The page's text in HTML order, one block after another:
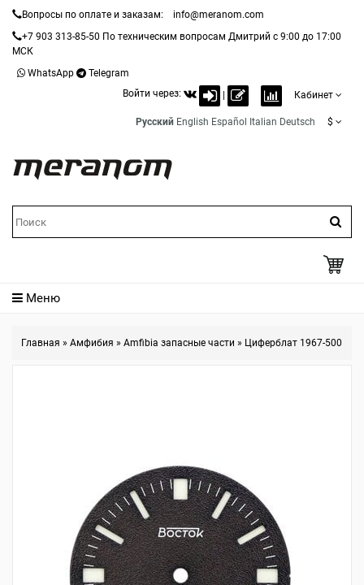
Вопросы по оплате и заказам:
info@meranom.com
+7 903 313-85-50 По техническим вопросам Дмитрий с 9:00 до 17:00
МСК
WhatsApp
Telegram
Войти через:
Кабинет
Русский English Español Italian Deutsch $
Меню
Главная » Амфибия » Amfibia запасные части » Циферблат 1967-500